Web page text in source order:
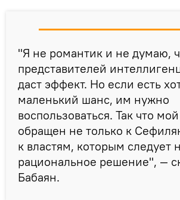
"Я не романтик и не думаю,
представителей
даст эффект. Но если есть
маленький шанс, им нужно
воспользоваться. Так что
обращен не только к
к властям, которым следует
рациональное решение", —
Бабаян.